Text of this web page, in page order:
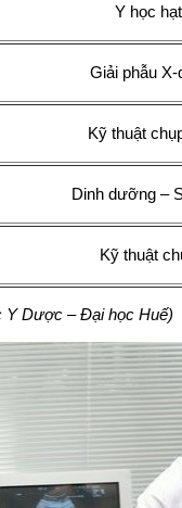
Y học
Giải phẫu
Kỹ thuật
Dinh dưỡng –
Kỹ thuật
Y Dược – Đại học Huế)